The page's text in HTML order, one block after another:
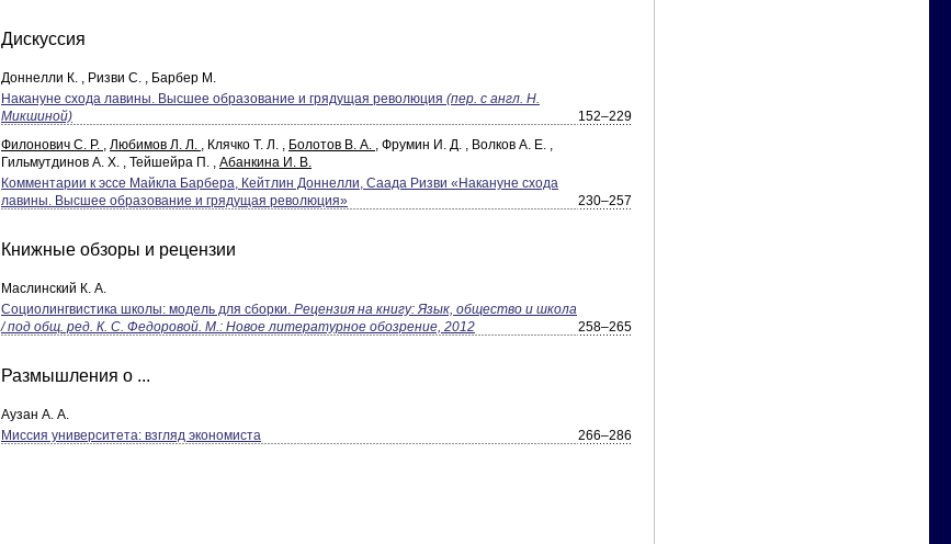
Дискуссия
Доннелли К. , Ризви С. , Барбер М.
Накануне схода лавины. Высшее образование и грядущая революция (пер. с англ. Н.
Микшиной)
152–229
Филонович С. Р. , Любимов Л. Л. , Клячко Т. Л. , Болотов В. А. , Фрумин И. Д. , Волков А. Е. ,
Гильмутдинов А. Х. , Тейшейра П. , Абанкина И. В.
Комментарии к эссе Майкла Барбера, Кейтлин Доннелли, Саада Ризви «Накануне схода
лавины. Высшее образование и грядущая революция»
230–257
Книжные обзоры и рецензии
Маслинский К. А.
Социолингвистика школы: модель для сборки. Рецензия на книгу: Язык, общество и школа
/ под общ. ред. К. С. Федоровой. М.: Новое литературное обозрение, 2012
258–265
Размышления о ...
Аузан А. А.
Миссия университета: взгляд экономиста
266–286